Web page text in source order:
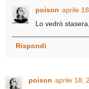
poison aprile
Lo vedrò
Rispondi
poison aprile 18,